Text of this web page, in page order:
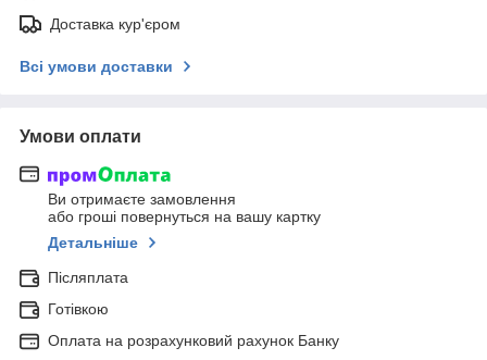
Доставка кур'єром
Всі умови доставки
Умови оплати
Ви отримаєте замовлення
або гроші повернуться на вашу картку
Детальніше
Післяплата
Готівкою
Оплата на розрахунковий рахунок Банку